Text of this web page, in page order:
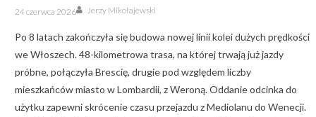
Posted
on
24 czerwca 2026 Author
Jerzy Mikołajewski
Po 8 latach zakończyła się budowa nowej linii kolei dużych prędkości
we Włoszech. 48-kilometrowa trasa, na której trwają już jazdy
próbne, połączyła Brescię, drugie pod względem liczby
mieszkańców miasto w Lombardii, z Weroną. Oddanie odcinka do
użytku zapewni skrócenie czasu przejazdu z Mediolanu do Wenecji.